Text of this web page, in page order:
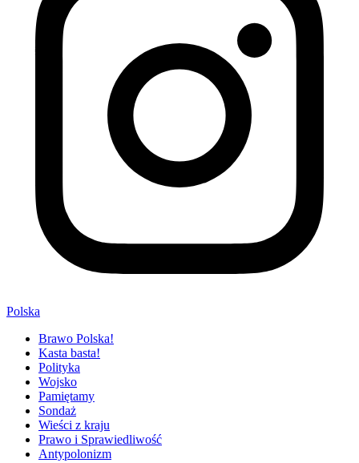
Polska
Brawo Polska!
Kasta basta!
Polityka
Wojsko
Pamiętamy
Sondaż
Wieści z kraju
Prawo i Sprawiedliwość
Antypolonizm